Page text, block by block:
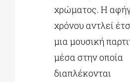
χρώματος. Η
χρόνου αντλεί
μια μουσική
μέσα στην οποία
διαπλέκονται